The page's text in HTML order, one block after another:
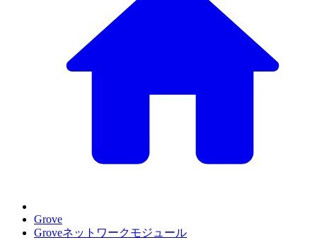
Grove
Groveネットワークモジュール